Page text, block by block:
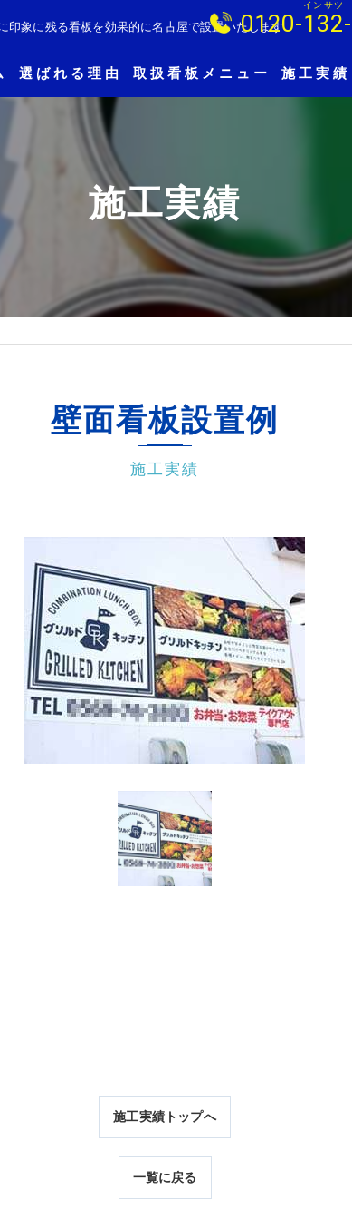
印象に残る看板を効果的に名古屋で設置いたします
0120-132
インサツ
-
選ばれる理由 取扱看板メニュー
自立看板
立体文字看板
電飾看板
ウィンドウサイン
スタンド看板
テント看板・のれん・幕
ロゴ制作・デザイン
施工実績
施工実績
施工実績
壁面看板設置例
施工実績トップへ
一覧に戻る